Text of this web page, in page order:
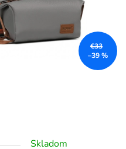
Skladom
€33
–39 %